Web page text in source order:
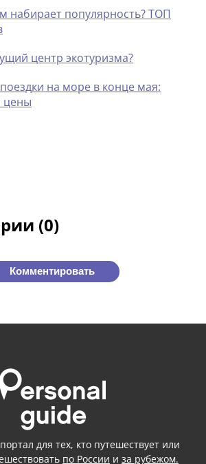
набирает популярность? ТОП
центр экотуризма?
на море в конце мая:
цены
(0)
Комментировать
для тех, кто путешествует или
по России и за рубежом.